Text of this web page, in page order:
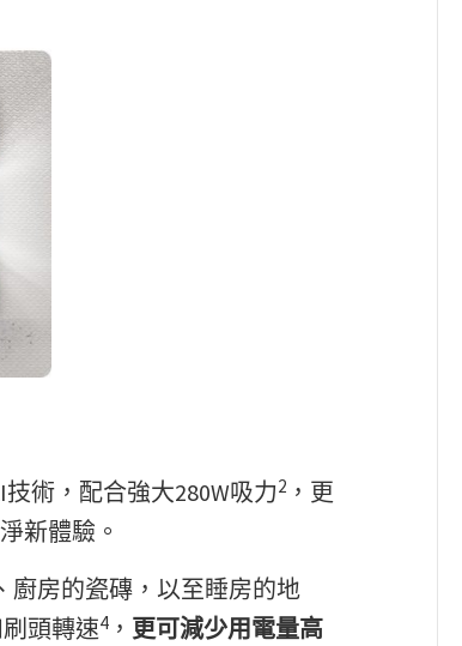
術，配合強大280W吸力2 ，更
新體驗。
廚房的瓷磚，以至睡房的地
頭轉速4， 更可減少用電量高